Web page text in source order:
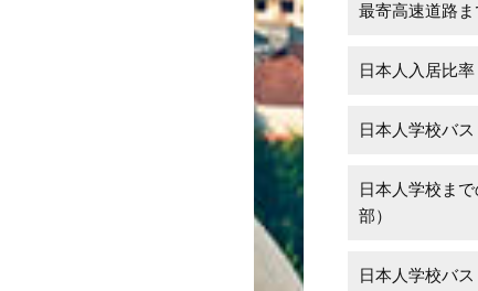
最寄高速道路ま
日本人入居比率
日本人学校バス
日本人学校ま
部）
日本人学校バス